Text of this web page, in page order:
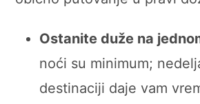
Ostanite duže na
noći su minimum;
destinaciji daje vam